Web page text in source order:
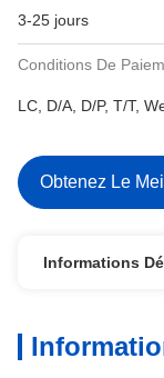
3-25 jours
Conditions De
LC, D/A, D/P, T/T,
Obtenez Le
Informations